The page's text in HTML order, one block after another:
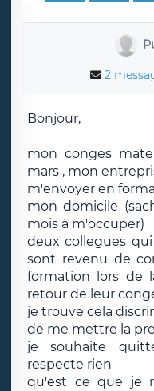
2
Bonjour,
mon conges
mars , mon
m'envoyer en
mon domicile
mois à m'occuper)
deux collegues
sont revenu de
formation lors de
retour de leur
je trouve cela
de me mettre la
je souhaite
respecte rien
qu'est ce que je